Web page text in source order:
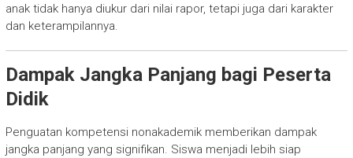
anak tidak hanya diukur dari nilai rapor, tetapi juga dari karakter
dan keterampilannya.
Dampak Jangka Panjang bagi Peserta
Didik
Penguatan kompetensi nonakademik memberikan dampak
jangka panjang yang signifikan. Siswa menjadi lebih siap